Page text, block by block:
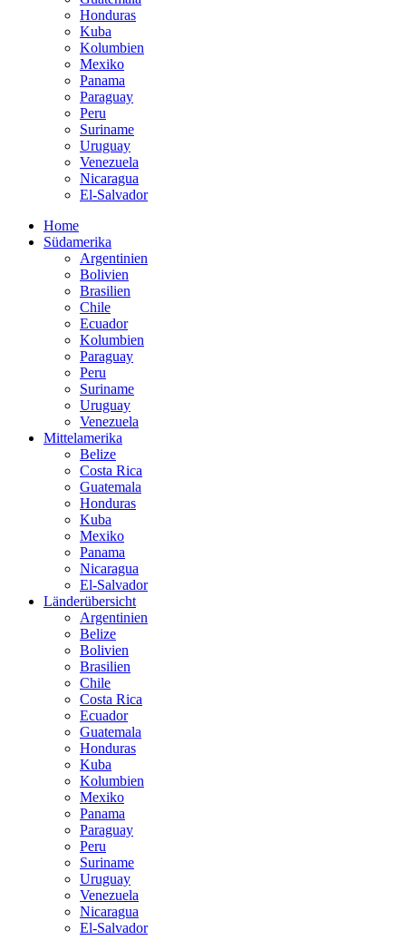
Honduras
Kuba
Kolumbien
Mexiko
Panama
Paraguay
Peru
Suriname
Uruguay
Venezuela
Nicaragua
El-Salvador
Home
Südamerika
Argentinien
Bolivien
Brasilien
Chile
Ecuador
Kolumbien
Paraguay
Peru
Suriname
Uruguay
Venezuela
Mittelamerika
Belize
Costa Rica
Guatemala
Honduras
Kuba
Mexiko
Panama
Nicaragua
El-Salvador
Länderübersicht
Argentinien
Belize
Bolivien
Brasilien
Chile
Costa Rica
Ecuador
Guatemala
Honduras
Kuba
Kolumbien
Mexiko
Panama
Paraguay
Peru
Suriname
Uruguay
Venezuela
Nicaragua
El-Salvador